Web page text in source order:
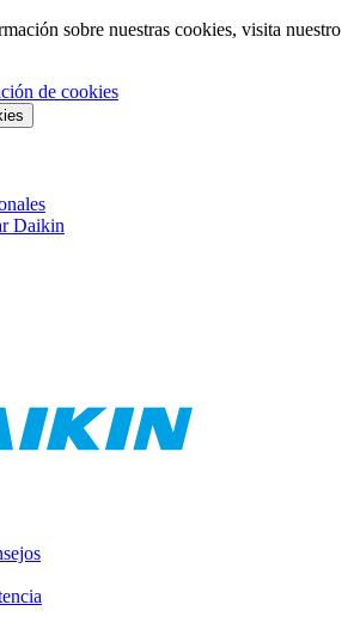
sobre nuestras cookies, visita nuestro
de cookies
Daikin